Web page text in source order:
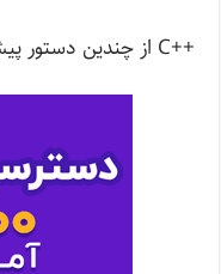
++C از چندین دستور پیش‌پردازنده پشتیبانی می‌کند.